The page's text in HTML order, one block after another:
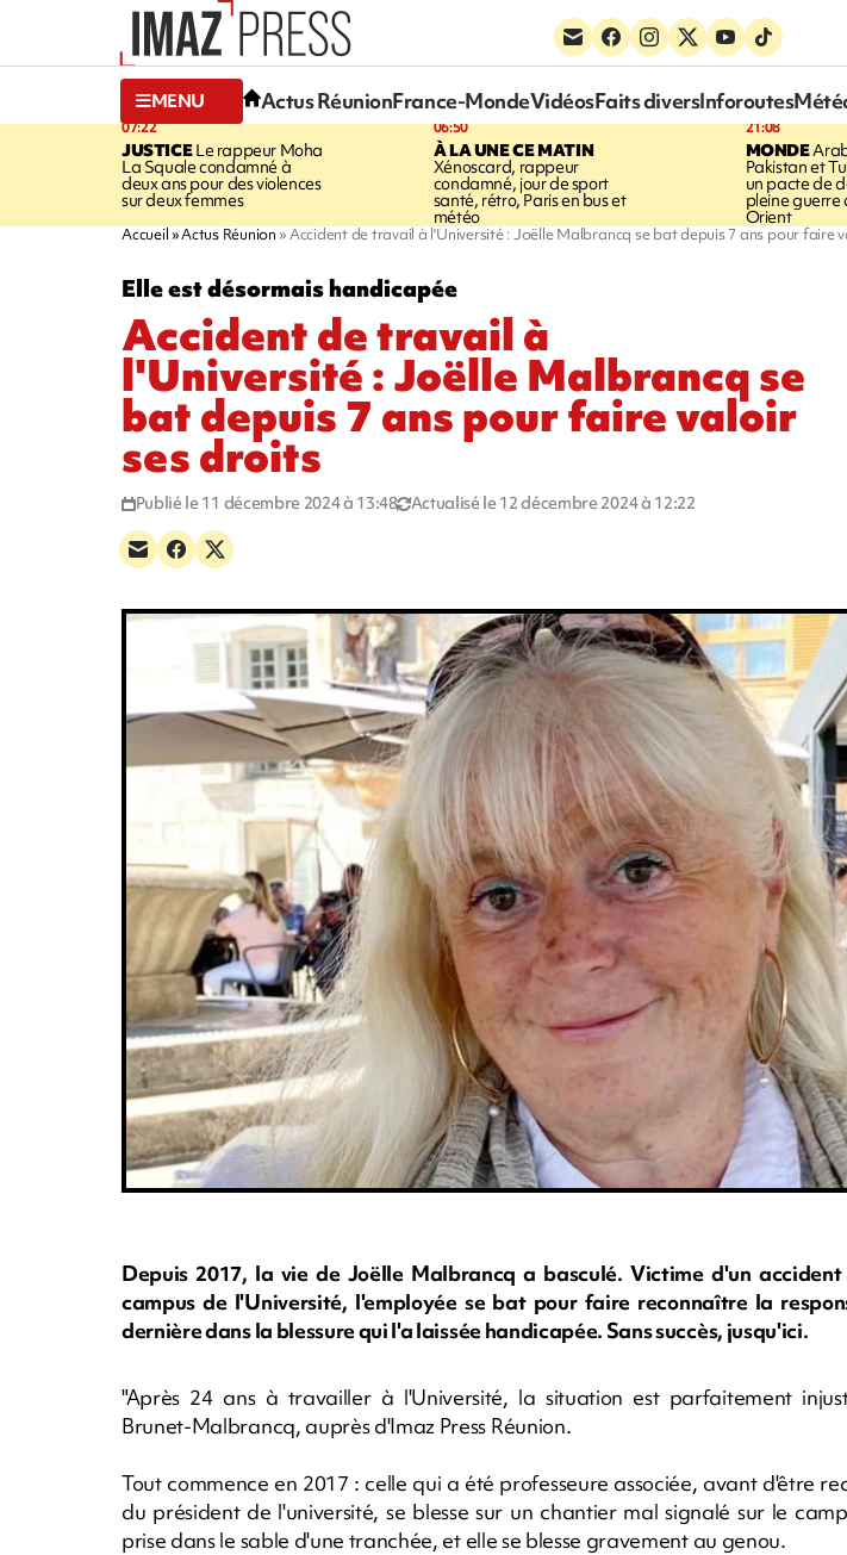
MENU Actus RéunionFrance-MondeVidéosFaits diversInforoutes
07:22
JUSTICELe rappeur Moha
La Squale condamné à
deux ans pour des violences
sur deux femmes
06:50
À LA UNE CE MATIN
Xénoscard, rappeur
condamné, jour de sport
santé, rétro, Paris en bus et
météo
21:08
MONDE
Pakistan et
un pacte de
pleine guerre
Orient
Accueil Actus Réunion Accident de travail à l'Université : Joëlle Malbrancq se bat depuis 7 ans pour faire
Elle est désormais handicapée
Accident de travail à
l'Université : Joëlle Malbrancq se
bat depuis 7 ans pour faire valoir
ses droits
Publié le 11 décembre 2024 à 13:48 Actualisé le 12 décembre 2024 à 12:22
Depuis 2017, la vie de Joëlle Malbrancq a basculé. Victime d'un
campus de l'Université, l'employée se bat pour faire reconnaître la
dernière dans la blessure qui l'a laissée handicapée. Sans succès, jusqu'ici.
"Après 24 ans à travailler à l'Université, la situation est parfaitement
Brunet-Malbrancq, auprès d'Imaz Press Réunion.
Tout commence en 2017 : celle qui a été professeure associée, avant d'être
du président de l'université, se blesse sur un chantier mal signalé sur le
prise dans le sable d'une tranchée, et elle se blesse gravement au genou.